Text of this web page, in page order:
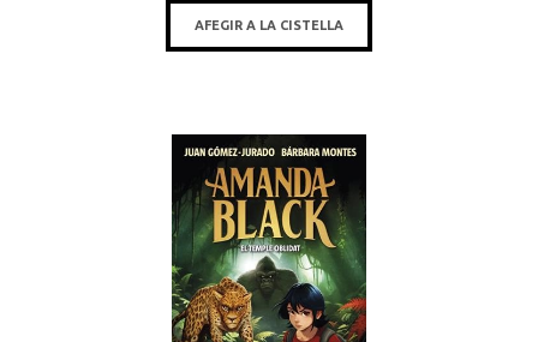
AFEGIR A LA CISTELLA